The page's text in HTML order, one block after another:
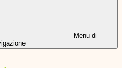
Menu di